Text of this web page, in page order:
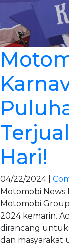
Hari!
04/22/2024 |
Motomobi News
Motomobi
2024 kemarin.
dirancang
dan masyarakat